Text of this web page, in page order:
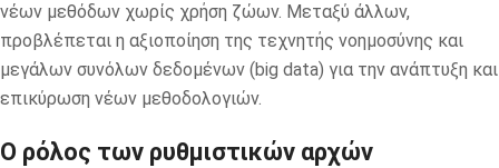
νέων μεθόδων χωρίς χρήση ζώων. Μεταξύ άλλων,
προβλέπεται η αξιοποίηση της τεχνητής νοημοσύνης και
μεγάλων συνόλων δεδομένων (big data) για την ανάπτυξη και
επικύρωση νέων μεθοδολογιών.
Ο ρόλος των ρυθμιστικών αρχών